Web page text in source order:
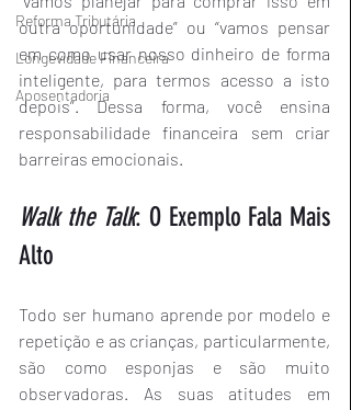
Reforma Tributária
Longevidade Financeira
Aposentadoria
outra oportunidade” ou “vamos pensar
em como usar nosso dinheiro de forma
inteligente, para termos acesso a isto
depois”. Dessa forma, você ensina
responsabilidade financeira sem criar
barreiras emocionais.
Walk the Talk: O Exemplo Fala Mais
Alto
Todo ser humano aprende por modelo e
repetição e as crianças, particularmente,
são como esponjas e são muito
observadoras. As suas atitudes em